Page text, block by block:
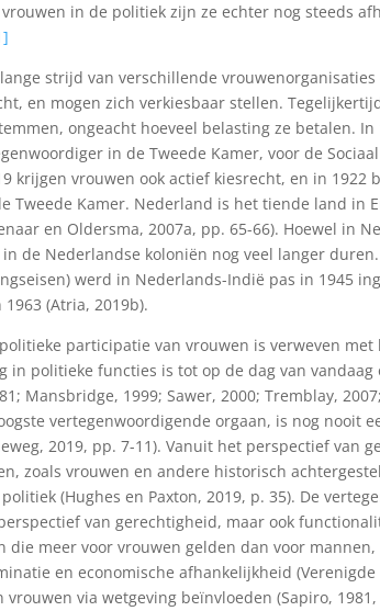
in de politiek zijn ze echter nog steeds
strijd van verschillende
en mogen zich verkiesbaar stellen.
ongeacht hoeveel belasting ze betalen. In
in de Tweede Kamer, voor de
krijgen vrouwen ook actief kiesrecht, en in
Tweede Kamer. Nederland is het tiende land in
en Oldersma, 2007a, pp. 65-66). Hoewel in
de Nederlandse koloniën nog veel langer
werd in Nederlands-Indië pas in 1945
(Atria, 2019b).
participatie van vrouwen is verweven
in politieke functies is tot op de dag van
Mansbridge, 1999; Sawer, 2000; Tremblay,
vertegenwoordigende orgaan, is nog nooit
2019, pp. 7-11). Vanuit het perspectief van
zoals vrouwen en andere historisch
(Hughes en Paxton, 2019, p. 35). De
van gerechtigheid, maar ook
die meer voor vrouwen gelden dan voor
en economische afhankelijkheid
via wetgeving beïnvloeden (Sapiro,